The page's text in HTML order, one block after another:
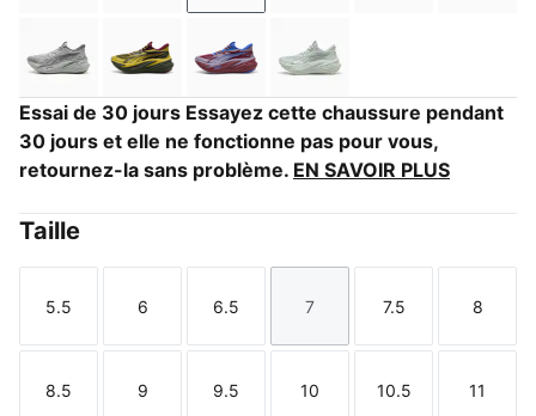
Gray EchoFresh Pear-Dark Olive
Ruby Shimmer-Royal Sapphire
Créme De Mint-Sage
Essai de 30 jours Essayez cette chaussure pendant
30 jours et elle ne fonctionne pas pour vous,
retournez-la sans problème. EN SAVOIR PLUS
Taille
Taille
5.5
Taille
6
Taille
6.5
Taille
7
Taille
7.5
Taille
8
Taille
8.5
Taille
9
Taille
9.5
Taille
10
Taille
10.5
Taille
11